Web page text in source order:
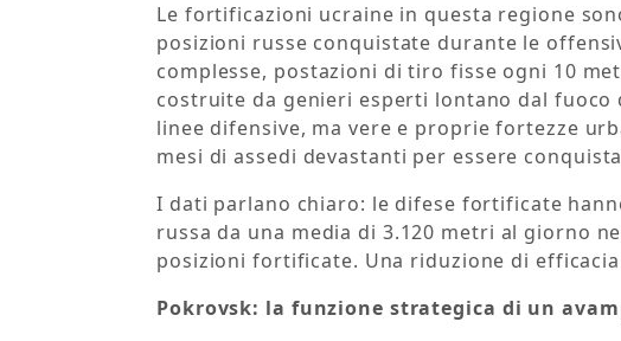
Le fortificazioni ucraine in questa regione
posizioni russe conquistate durante le
complesse, postazioni di tiro fisse ogni 10
costruite da genieri esperti lontano dal fuoco
linee difensive, ma vere e proprie fortezze
mesi di assedi devastanti per essere
I dati parlano chiaro: le difese fortificate
russa da una media di 3.120 metri al giorno
posizioni fortificate. Una riduzione di efficacia
Pokrovsk: la funzione strategica di un